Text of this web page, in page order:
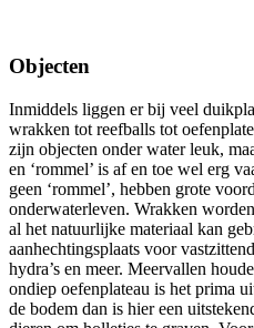
Objecten
Inmiddels liggen er bij veel
wrakken tot reefballs tot
zijn objecten onder water leuk,
en ‘rommel’ is af en toe wel erg
geen ‘rommel’, hebben grote
onderwaterleven. Wrakken
al het natuurlijke materiaal kan
aanhechtingsplaats voor
hydra’s en meer. Meervallen
ondiep oefenplateau is het prima
de bodem dan is hier een